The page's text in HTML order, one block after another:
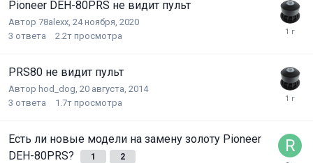
Pioneer DEH-80PRS не видит пульт
Автор 78alexx 24 ноября, 2020
3 ответа 2.2т просмотра
PRS80 не видит пульт
Автор hod_dog 20 августа, 2014
3 ответа 1.7т просмотра
Есть ли новые модели на замену золоту Pioneer
DEH-80PRS?
1 2